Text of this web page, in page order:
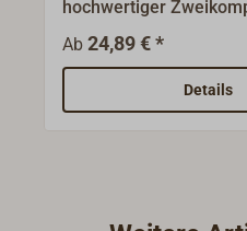
hochwertiger
Primer auf
Unter- und
dient auf starren
gute Sperrschicht
Korrosionsschutz. Auch
Ab 24,89 € *
Details